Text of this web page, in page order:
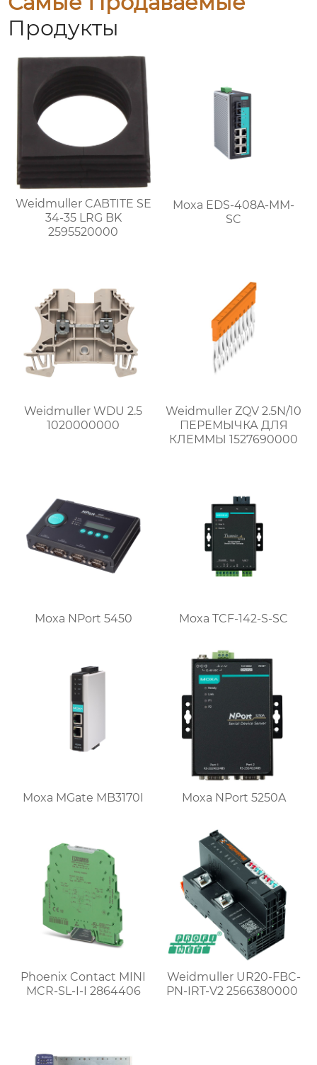
Продукты
Weidmuller CABTITE SE
34-35 LRG BK
2595520000
Moxa EDS-408A-MM-
SC
Weidmuller WDU 2.5
1020000000
Weidmuller ZQV 2.5N/10
ПЕРЕМЫЧКА ДЛЯ
КЛЕММЫ 1527690000
Moxa NPort 5450 Moxa TCF-142-S-SC
Moxa MGate MB3170I Moxa NPort 5250A
Phoenix Contact MINI
MCR-SL-I-I 2864406
Weidmuller UR20-FBC-
PN-IRT-V2 2566380000